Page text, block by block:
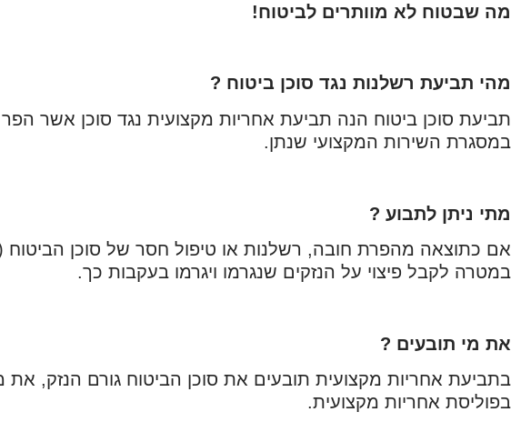
מה שבטוח לא מוותרים לביטוח!
מהי תביעת רשלנות נגד סוכן ביטוח ?
תביעת סוכן ביטוח הנה תביעת אחריות מקצועית נגד סוכן אשר
במסגרת השירות המקצועי שנתן.
מתי ניתן לתבוע ?
אם כתוצאה מהפרת חובה, רשלנות או טיפול חסר של סוכן הביטוח
במטרה לקבל פיצוי על הנזקים שנגרמו ויגרמו בעקבות כך.
את מי תובעים ?
בתביעת אחריות מקצועית תובעים את סוכן הביטוח גורם הנזק,
בפוליסת אחריות מקצועית.